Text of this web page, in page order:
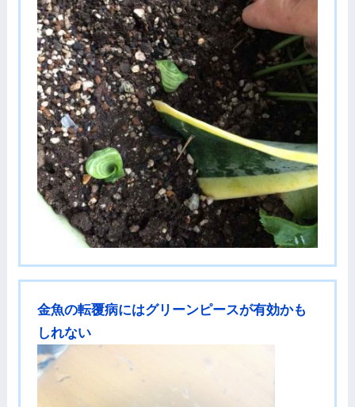
金魚の転覆病にはグリーンピースが有効かも
しれない